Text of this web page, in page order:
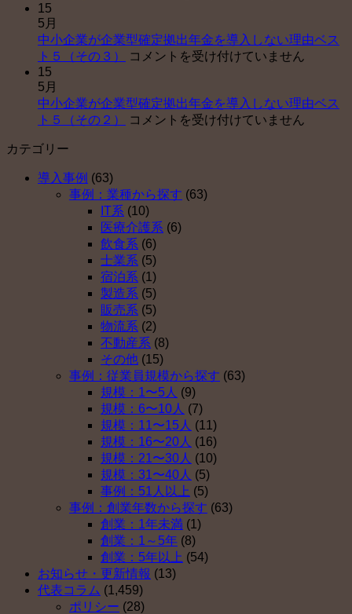
申
ー
業
が
型
確
年
金
を
導
入
し
な
い
理
由
ベ
ス
ト
５
（そ
の
４）
は
15
5月
中小企業が企業型確定拠出年金を導入しない理由ベス
ト５（その３）
中
業
が
確
定
拠
出
年
金
を
導
入
し
な
い
理
由
ベ
ス
ト
５
（そ
の
３）
は
コメントを受け付けていません
15
5月
中小企業が企業型確定拠出年金を導入しない理由ベス
ト５（その２）
中
企
業
型
確
定
拠
出
年
金
を
導
入
し
な
い
理
由
ベ
ス
ト
５
（そ
の
２）
は
コメントを受け付けていません
カテゴリー
導入事例 (63)
事例：業種から探す (63)
IT系 (10)
医療介護系 (6)
飲食系 (6)
士業系 (5)
宿泊系 (1)
製造系 (5)
販売系 (5)
物流系 (2)
不動産系 (8)
その他 (15)
事例：従業員規模から探す (63)
規模：1〜5人 (9)
規模：6〜10人 (7)
規模：11〜15人 (11)
規模：16〜20人 (16)
規模：21〜30人 (10)
規模：31〜40人 (5)
事例：51人以上 (5)
事例：創業年数から探す (63)
創業：1年未満 (1)
創業：1～5年 (8)
創業：5年以上 (54)
お知らせ・更新情報 (13)
代表コラム (1,459)
ポリシー (28)